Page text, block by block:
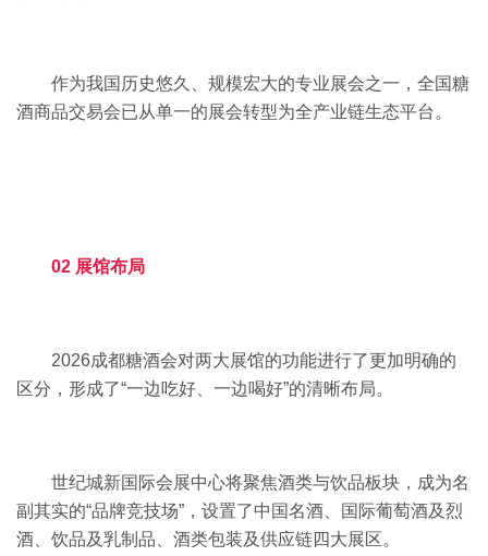
作为我国历史悠久、规模宏大的专业展会之一，全国糖
酒商品交易会已从单一的展会转型为全产业链生态平台。
02 展馆布局
2026成都糖酒会对两大展馆的功能进行了更加明确的
区分，形成了“一边吃好、一边喝好”的清晰布局。
世纪城新国际会展中心将聚焦酒类与饮品板块，成为名
副其实的“品牌竞技场”，设置了中国名酒、国际葡萄酒及烈
酒、饮品及乳制品、酒类包装及供应链四大展区。